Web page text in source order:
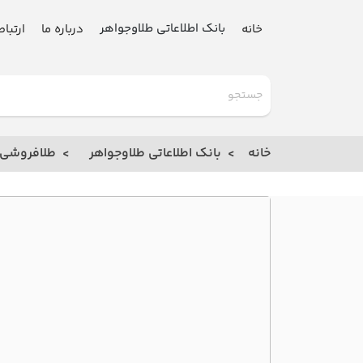
خانه بانک اطلاعاتی طلاوجواهر درباره ما
خانه بانک اطلاعاتی طلاوجواهر طلافروشی